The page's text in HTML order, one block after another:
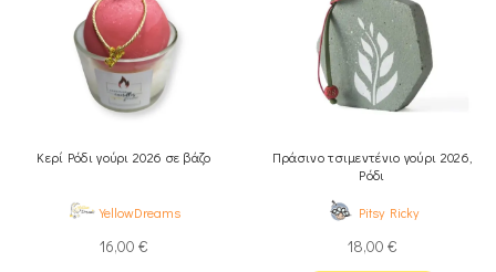
Κερί Ρόδι γούρι 2026 σε βάζο
YellowDreams
16,00 €
Πράσινο τσιμεντένιο γούρι 2026,
Ρόδι
Pitsy Ricky
18,00 €